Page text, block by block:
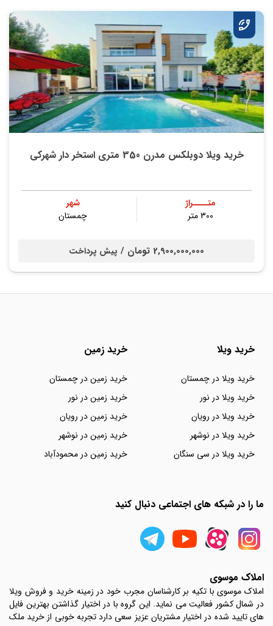
خرید ویلا دوبلکس مدرن 350 متری استخر دار شهرکی
متــــراژ
300 متر
شهر
چمستان
2,900,000,000 تومان / پیش پرداخت
خرید ویلا
خرید ویلا در چمستان
خرید ویلا در نور
خرید ویلا در رویان
خرید ویلا در نوشهر
خرید ویلا در سی سنگان
خرید زمین
خرید زمین در چمستان
خرید زمین در نور
خرید زمین در رویان
خرید زمین در نوشهر
خرید زمین در محمودآباد
ما را در شبکه های اجتماعی دنبال کنید
املاک موسوی
املاک موسوی با تکیه بر کارشناسان مجرب خود در زمینه خرید و فروش ویلا
در شمال کشور فعالیت می نماید. این گروه با در اختیار گذاشتن بهترین فایل
های تایید شده در اختیار مشتریان عزیز سعی دارد تجربه خوبی از خرید ملک